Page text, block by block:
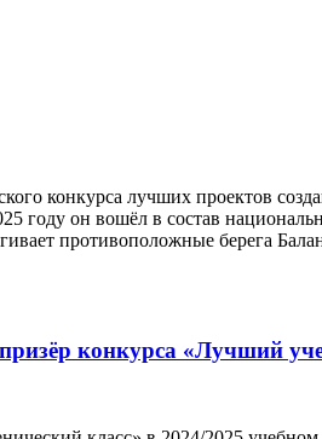
конкурса лучших проектов
году он вошёл в состав
противоположные берега
конкурса «Лучший